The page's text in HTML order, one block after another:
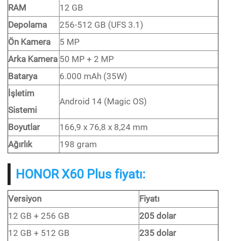
RAM
12 GB
Depolama
256-512 GB (UFS 3.1)
Ön Kamera
5 MP
Arka Kamera 50 MP + 2 MP
Batarya
6.000 mAh (35W)
İşletim
Sistemi
Android 14 (Magic OS)
Boyutlar
166,9 x 76,8 x 8,24 mm
Ağırlık
198 gram
HONOR X60 Plus fiyatı:
Versiyon
Fiyatı
12 GB + 256 GB
205 dolar
12 GB + 512 GB
235 dolar